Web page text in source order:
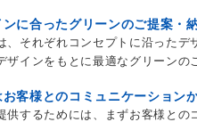
ンに合ったグリーンのご提案・納
、それぞれコンセプトに沿ったデ
ザインをもとに最適なグリーンの
お客様とのコミュニケーションか
供するためには、まずお客様との